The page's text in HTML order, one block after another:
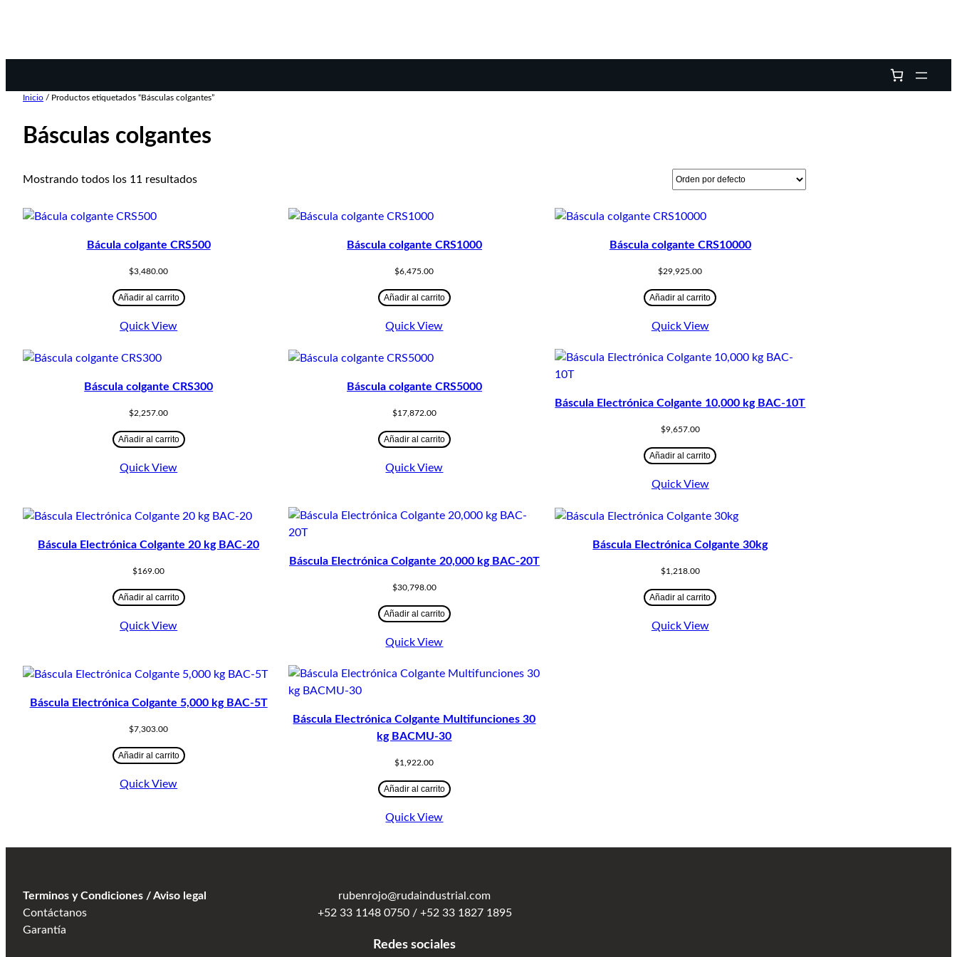
Inicio / Productos etiquetados “Básculas colgantes”
Básculas colgantes
Mostrando todos los 11 resultados
Bácula colgante CRS500
$3,480.00
Añadir al carrito
Quick View
Báscula colgante CRS1000
$6,475.00
Añadir al carrito
Quick View
Báscula colgante CRS10000
$29,925.00
Añadir al carrito
Quick View
Báscula colgante CRS300
$2,257.00
Añadir al carrito
Quick View
Báscula colgante CRS5000
$17,872.00
Añadir al carrito
Quick View
Báscula Electrónica Colgante 10,000 kg BAC-10T
$9,657.00
Añadir al carrito
Quick View
Báscula Electrónica Colgante 20 kg BAC-20
$169.00
Añadir al carrito
Quick View
Báscula Electrónica Colgante 20,000 kg BAC-20T
$30,798.00
Añadir al carrito
Quick View
Báscula Electrónica Colgante 30kg
$1,218.00
Añadir al carrito
Quick View
Báscula Electrónica Colgante 5,000 kg BAC-5T
$7,303.00
Añadir al carrito
Quick View
Báscula Electrónica Colgante Multifunciones 30
kg BACMU-30
$1,922.00
Añadir al carrito
Quick View
Terminos y Condiciones / Aviso legal
Contáctanos
Garantía
rubenrojo@rudaindustrial.com
+52 33 1148 0750 / +52 33 1827 1895
Redes sociales